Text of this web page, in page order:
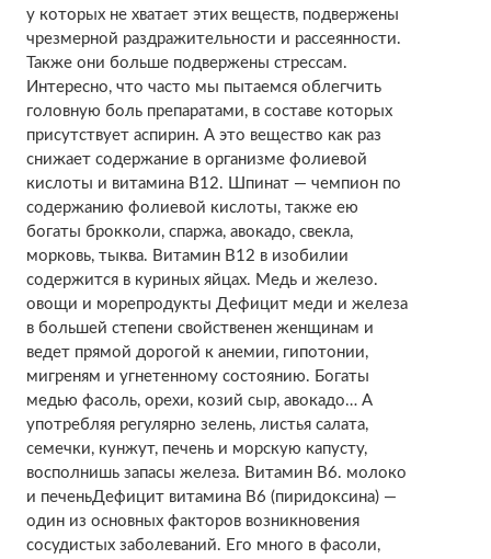
у которых не хватает этих веществ, подвержены
чрезмерной раздражительности и рассеянности.
Также они больше подвержены стрессам.
Интересно, что часто мы пытаемся облегчить
головную боль препаратами, в составе которых
присутствует аспирин. А это вещество как раз
снижает содержание в организме фолиевой
кислоты и витамина В12. Шпинат — чемпион по
содержанию фолиевой кислоты, также ею
богаты брокколи, спаржа, авокадо, свекла,
морковь, тыква. Витамин В12 в изобилии
содержится в куриных яйцах. Медь и железо.
овощи и морепродукты Дефицит меди и железа
в большей степени свойственен женщинам и
ведет прямой дорогой к анемии, гипотонии,
мигреням и угнетенному состоянию. Богаты
медью фасоль, орехи, козий сыр, авокадо… А
употребляя регулярно зелень, листья салата,
семечки, кунжут, печень и морскую капусту,
восполнишь запасы железа. Витамин В6. молоко
и печеньДефицит витамина В6 (пиридоксина) —
один из основных факторов возникновения
сосудистых заболеваний. Его много в фасоли,